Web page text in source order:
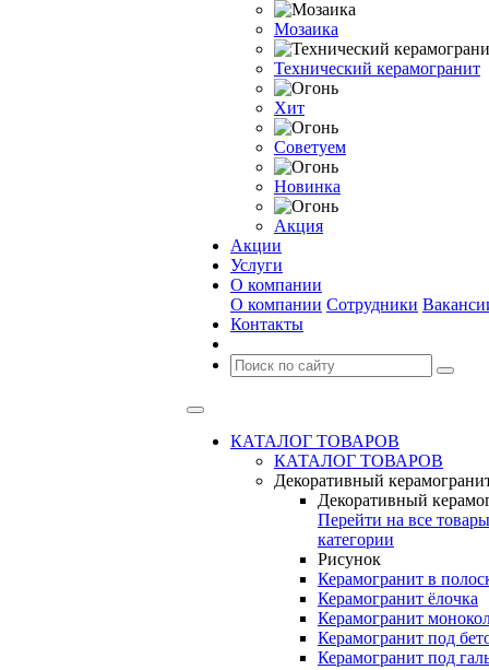
Мозаика
Технический керамогранит
Хит
Советуем
Новинка
Акция
Акции
Услуги
О компании
О компании Сотрудники
Контакты
КАТАЛОГ ТОВАРОВ
КАТАЛОГ ТОВАРОВ
Декоративный
Декоративный
Перейти на все товары
категории
Рисунок
Керамогранит в
Керамогранит ёлочка
Керамогранит
Керамогранит под
Керамогранит под